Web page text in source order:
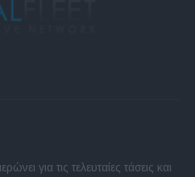
για τις τελευταίες τάσεις και